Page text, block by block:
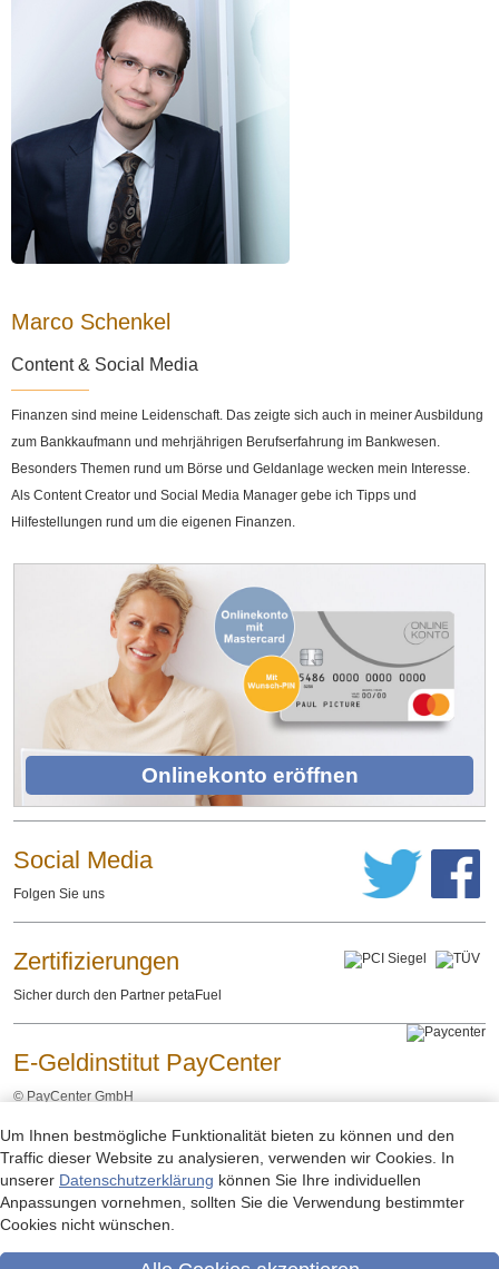
Marco Schenkel
Content & Social Media
Finanzen sind meine Leidenschaft. Das zeigte sich auch in meiner Ausbildung
zum Bankkaufmann und mehrjährigen Berufserfahrung im Bankwesen.
Besonders Themen rund um Börse und Geldanlage wecken mein Interesse.
Als Content Creator und Social Media Manager gebe ich Tipps und
Hilfestellungen rund um die eigenen Finanzen.
Onlinekonto eröffnen
Social Media
Folgen Sie uns
Zertifizierungen
Sicher durch den Partner petaFuel
E-Geldinstitut PayCenter
© PayCenter GmbH
Impressum - Datenschutzerklärung - Rechtliche Hinweise
Um Ihnen bestmögliche Funktionalität bieten zu können und den
Traffic dieser Website zu analysieren, verwenden wir Cookies. In
unserer Datenschutzerklärung können Sie Ihre individuellen
Anpassungen vornehmen, sollten Sie die Verwendung bestimmter
Cookies nicht wünschen.